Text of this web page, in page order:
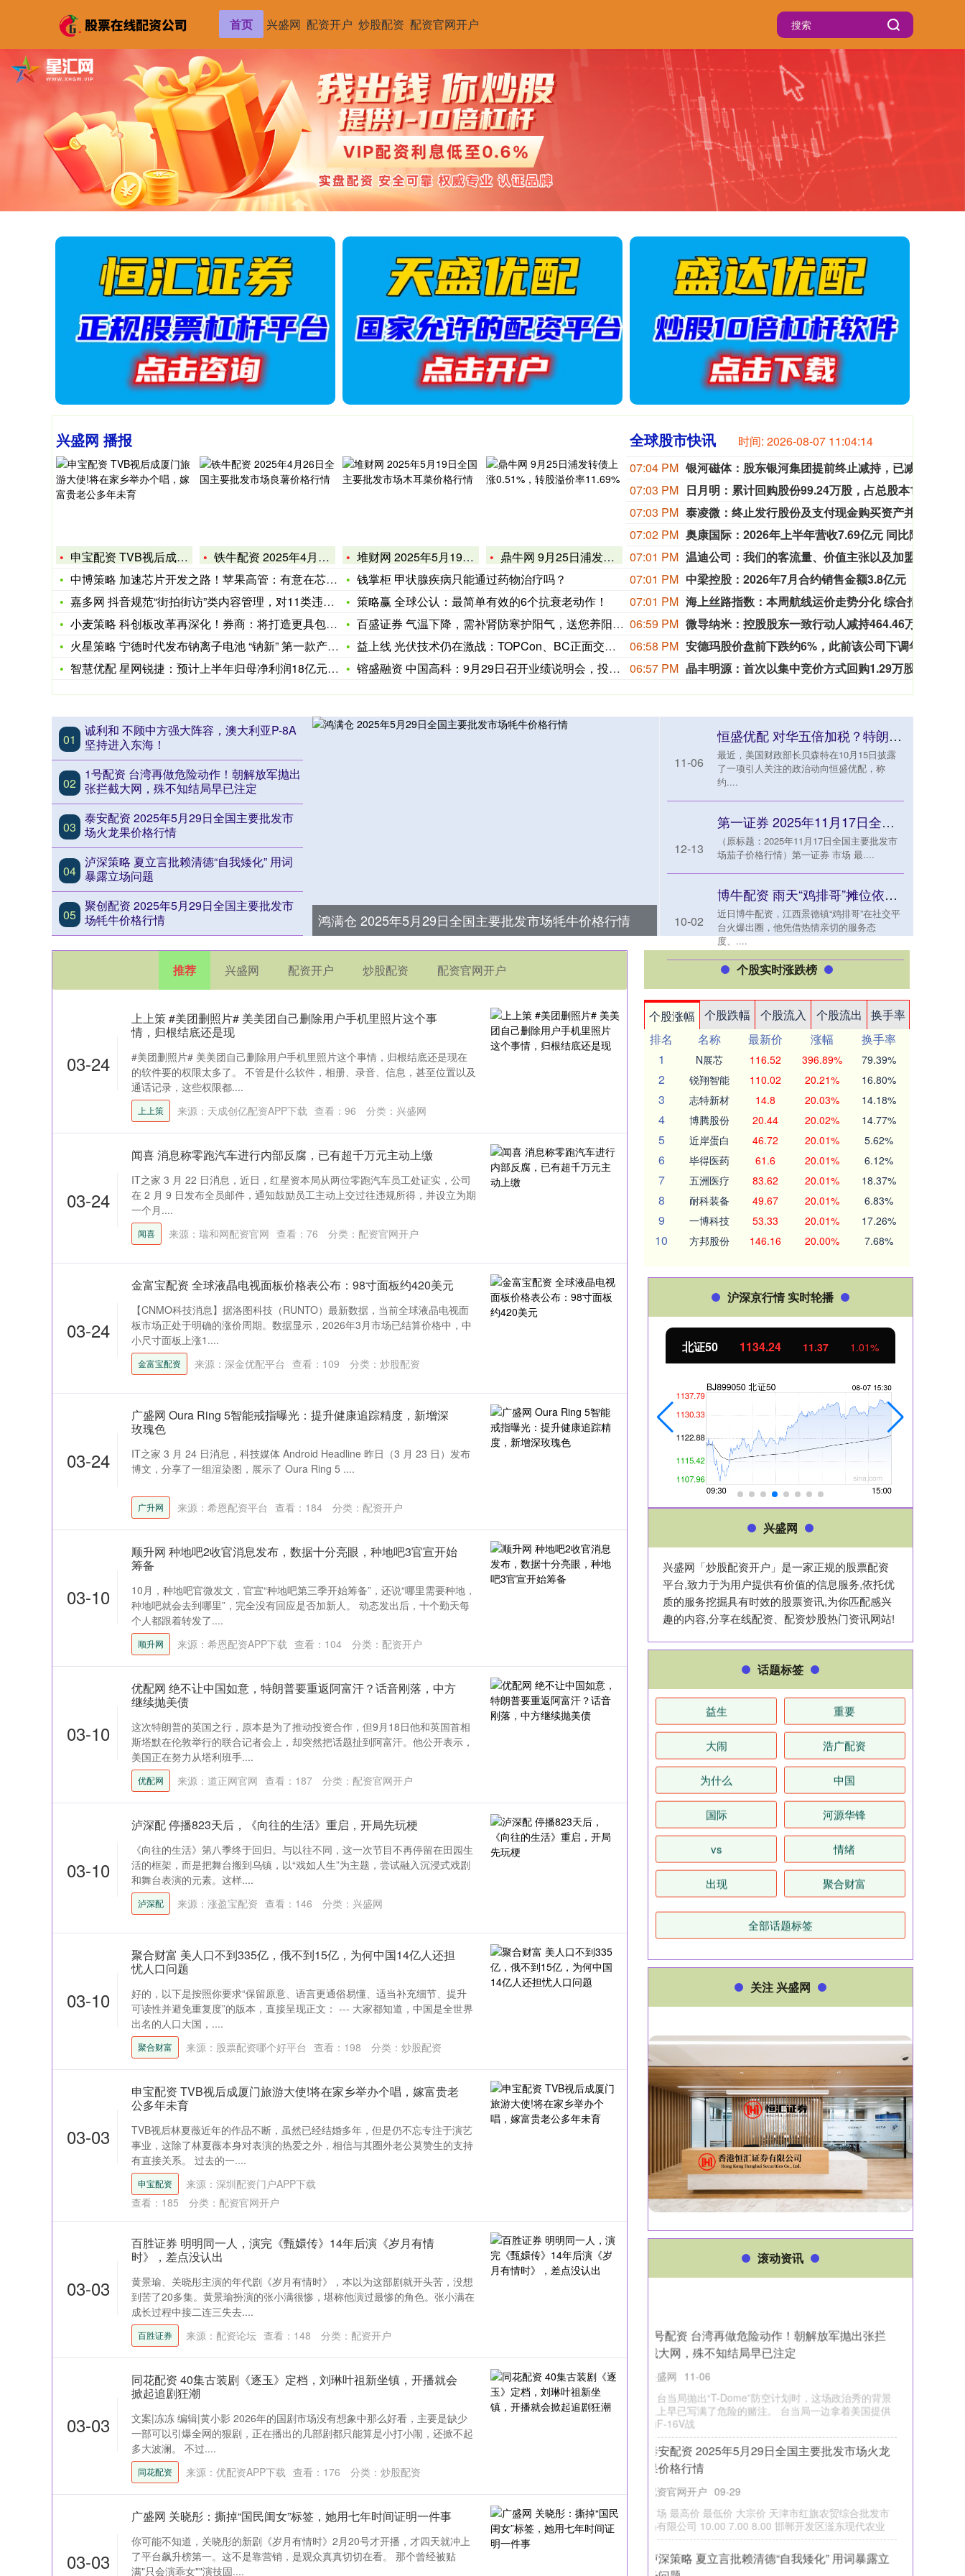
首页 兴盛网 配资开户 炒股配资 配资官网开户
兴盛网 播报
申宝配资 TVB视后成厦门旅游大使!将在家乡举办个唱，嫁富贵
铁牛配资 2025年4月26日全国主要批发市场良薯价格行情
中博策略 加速芯片开发之路！苹果高管：有意在芯片设计中引入生
嘉多网 抖音规范“街拍街访”类内容管理，对11类违法违规言行
小麦策略 科创板改革再深化！券商：将打造更具包容性“制度试验
火星策略 宁德时代发布钠离子电池 “钠新” 第一款产品今年6
智慧优配 星网锐捷：预计上半年归母净利润18亿元-24亿元，
堆财网 2025年5月19日全国主要批发市场木耳菜价格行情
鼎牛网 9月25日浦发转债上涨0.51%，转股溢价率11.6
钱掌柜 甲状腺疾病只能通过药物治疗吗？
策略赢 全球公认：最简单有效的6个抗衰老动作！
百盛证券 气温下降，需补肾防寒护阳气，送您养阳五锦囊
益上线 光伏技术仍在激战：TOPCon、BC正面交锋 叠层技
镕盛融资 中国高科：9月29日召开业绩说明会，投资者参与
全球股市快讯 时间: 2026-08-07 11:04:15
07:04 PM
07:03 PM
07:03 PM
07:02 PM
07:01 PM
07:01 PM 中梁控股：2026年7月合约销售金额3.8亿元
07:01 PM
06:59 PM
06:58 PM
06:57 PM
01
诚利和 不顾中方强大阵容，澳大利亚P-8A
坚持进入东海！
02
1号配资 台湾再做危险动作！朝解放军抛出
张拦截大网，殊不知结局早已注定
03
泰安配资 2025年5月29日全国主要批发市
场火龙果价格行情
04
泸深策略 夏立言批赖清德“自我矮化” 用词
暴露立场问题
05
聚创配资 2025年5月29日全国主要批发市
场牦牛价格行情
鸿满仓 2025年5月29日全国主要批发市场牦牛价格行情
恒盛优配 对华五倍加税？特朗普突然下令，不许做一件事，俄罗斯送上定心丸
最近，美国财政部长贝森特在10月15日披露
了一项引人关注的政治动向恒盛优配，称
约....
11-06
第一证券 2025年11月17日全国主要批发市场茄子价格行情
（原标题：2025年11月17日全国主要批发市
场茄子价格行情）第一证券 市场 最....
12-13
博牛配资 雨天“鸡排哥”摊位依旧排长队：有人提前3小时来，出摊1小时队伍人数超百人
近日博牛配资，江西景德镇“鸡排哥”在社交平
台火爆出圈，他凭借热情亲切的服务态
度、....
10-02
推荐 兴盛网 配资开户 炒股配资 配资官网开户
03-24
上上策 #美团删照片# 美美团自己删除用户手机里照片这个事
情，归根结底还是现
#美团删照片# 美美团自己删除用户手机里照片这个事情，归根结底还是现在
的软件要的权限太多了。 不管是什么软件，相册、录音、信息，甚至位置以及
通话记录，这些权限都....
上上策 来源：天成创亿配资APP下载 查看： 96 分类： 兴盛网
03-24
闻喜 消息称零跑汽车进行内部反腐，已有超千万元主动上缴
IT之家 3 月 22 日消息，近日，红星资本局从两位零跑汽车员工处证实，公司
在 2 月 9 日发布全员邮件，通知鼓励员工主动上交过往违规所得，并设立为期
一个月....
闻喜 来源：瑞和网配资官网 查看： 76 分类： 配资官网开户
03-24
金富宝配资 全球液晶电视面板价格表公布：98寸面板约420美元
【CNMO科技消息】据洛图科技（RUNTO）最新数据，当前全球液晶电视面
板市场正处于明确的涨价周期。数据显示，2026年3月市场已结算价格中，中
小尺寸面板上涨1....
金富宝配资 来源：深金优配平台 查看： 109 分类： 炒股配资
03-24
广盛网 Oura Ring 5智能戒指曝光：提升健康追踪精度，新增深
玫瑰色
IT之家 3 月 24 日消息，科技媒体 Android Headline 昨日（3 月 23 日）发布
博文，分享了一组渲染图，展示了 Oura Ring 5 ....
广升网 来源：希恩配资平台 查看： 184 分类： 配资开户
03-10
顺升网 种地吧2收官消息发布，数据十分亮眼，种地吧3官宣开始
筹备
10月，种地吧官微发文，官宣“种地吧第三季开始筹备”，还说“哪里需要种地，
种地吧就会去到哪里”，完全没有回应是否加新人。 动态发出后，十个勤天每
个人都跟着转发了....
顺升网 来源：希恩配资APP下载 查看： 104 分类： 配资开户
03-10
优配网 绝不让中国如意，特朗普要重返阿富汗？话音刚落，中方
继续抛美债
这次特朗普的英国之行，原本是为了推动投资合作，但9月18日他和英国首相
斯塔默在伦敦举行的联合记者会上，却突然把话题扯到阿富汗。他公开表示，
美国正在努力从塔利班手....
优配网 来源：道正网官网 查看： 187 分类： 配资官网开户
03-10
泸深配 停播823天后，《向往的生活》重启，开局先玩梗
《向往的生活》第八季终于回归。与以往不同，这一次节目不再停留在田园生
活的框架，而是把舞台搬到乌镇，以“戏如人生”为主题，尝试融入沉浸式戏剧
和舞台表演的元素。这样....
泸深配 来源：涨盈宝配资 查看： 146 分类： 兴盛网
03-10
聚合财富 美人口不到335亿，俄不到15亿，为何中国14亿人还担
忧人口问题
好的，以下是按照你要求“保留原意、语言更通俗易懂、适当补充细节、提升
可读性并避免重复度”的版本，直接呈现正文： --- 大家都知道，中国是全世界
出名的人口大国，....
聚合财富 来源：股票配资哪个好平台 查看： 198 分类： 炒股配资
03-03
申宝配资 TVB视后成厦门旅游大使!将在家乡举办个唱，嫁富贵老
公多年未育
TVB视后林夏薇近年的作品不断，虽然已经结婚多年，但是仍不忘专注于演艺
事业，这除了林夏薇本身对表演的热爱之外，相信与其圈外老公莫赞生的支持
有直接关系。 过去的一....
申宝配资
来源：深圳配资门户APP下载
查看： 185 分类： 配资官网开户
03-03
百胜证券 明明同一人，演完《甄嬛传》14年后演《岁月有情
时》，差点没认出
黄景瑜、关晓彤主演的年代剧《岁月有情时》，本以为这部剧就开头苦，没想
到苦了20多集。黄景瑜扮演的张小满很惨，堪称他演过最惨的角色。张小满在
成长过程中接二连三失去....
百胜证券 来源：配资论坛 查看： 148 分类： 配资开户
03-03
同花配资 40集古装剧《逐玉》定档，刘琳叶祖新坐镇，开播就会
掀起追剧狂潮
文案|冻冻 编辑|黄小影 2026年的国剧市场没有想象中那么好看，主要是缺少
一部可以引爆全网的狠剧，正在播出的几部剧都只能算是小打小闹，还掀不起
多大波澜。 不过....
同花配资 来源：优配资APP下载 查看： 176 分类： 炒股配资
03-03
广盛网 关晓彤：撕掉“国民闺女”标签，她用七年时间证明一件事
你可能不知道，关晓彤的新剧《岁月有情时》2月20号才开播，才四天就冲上
了平台飙升榜第一。这不是靠营销，是观众真真切切在看。 那个曾经被贴
满"只会演乖女""演技固....
个股实时涨跌榜
个股涨幅 个股跌幅 个股流入 个股流出
换手率
排名
名称 最新价 涨幅
换手率
1
N展芯 116.52 396.89% 79.39%
2 锐翔智能 110.02 20.21% 16.80%
3 志特新材 14.8 20.03% 14.18%
4 博腾股份 20.44 20.02% 14.77%
5 近岸蛋白 46.72 20.01% 5.62%
6 毕得医药 61.6 20.01% 6.12%
7 五洲医疗 83.62 20.01% 18.37%
8 耐科装备 49.67 20.01% 6.83%
9 一博科技 53.33 20.01% 17.26%
10 方邦股份 146.16 20.00% 7.68%
沪深京行情 实时轮播
深证成指 14311.01 北证50 1134.24 11.37 1.01%
兴盛网
兴盛网「炒股配资开户」是一家正规的股票配资
平台,致力于为用户提供有价值的信息服务,依托优
质的服务挖掘具有时效的股票资讯,为你匹配感兴
趣的内容,分享在线配资、配资炒股热门资讯网站!
话题标签
益生 重要
大闹 浩广配资
为什么 中国
国际 河源华锋
vs 情绪
出现 聚合财富
全部话题标签
关注 兴盛网
滚动资讯
阳五锦囊
配资官网开户 12-10
冬天悄然来临百盛证券，随着气温骤然下降，此时也进
入敛阳、补阳的好时节，阳气虚弱、气血不足的人更应
该顺应自然规律，补肾防寒
指南针股票 上市公司携新品亮相CES AI终端产品
竞技成焦点
兴盛网 01-07
备受市场瞩目的“科技春晚”即将启幕。美国当地时间1月6
国拉斯
伟